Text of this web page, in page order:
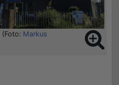
(Foto: Markus